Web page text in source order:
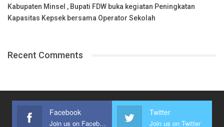
Kabupaten Minsel , Bupati FDW buka kegiatan Peningkatan
Kapasitas Kepsek bersama Operator Sekolah
Recent Comments
Facebook
Join us on Facebook
Twitter
Join us on Twitter